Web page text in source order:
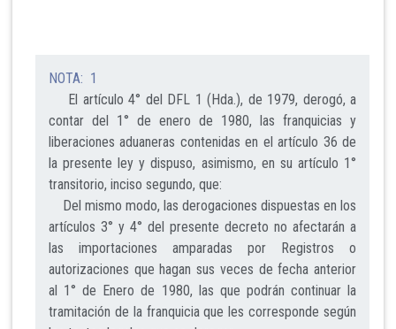
NOTA: 1
El artículo 4° del DFL 1 (Hda.), de 1979, derogó, a
contar del 1° de enero de 1980, las franquicias y
liberaciones aduaneras contenidas en el artículo 36 de
la presente ley y dispuso, asimismo, en su artículo 1°
transitorio, inciso segundo, que:
Del mismo modo, las derogaciones dispuestas en los
artículos 3° y 4° del presente decreto no afectarán a
las importaciones amparadas por Registros o
autorizaciones que hagan sus veces de fecha anterior
al 1° de Enero de 1980, las que podrán continuar la
tramitación de la franquicia que les corresponde según